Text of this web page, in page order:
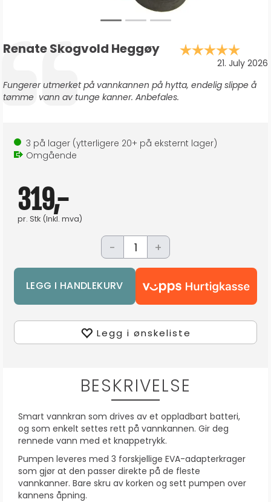
Testimonial
Forfatter:
Renate Skogvold Heggøy
Dato:
21. July 2026
Tekst:
Fungerer utmerket på vannkannen på hytta, endelig slippe å
tømme vann av tunge kanner. Anbefales.
3 på lager (ytterligere 20+ på eksternt lager)
Omgående
319,-
pr. Stk (Inkl. mva)
- +
Legg i ønskeliste
BESKRIVELSE
Smart vannkran som drives av et oppladbart batteri,
og som enkelt settes rett på vannkannen. Gir deg
rennede vann med et knappetrykk.
Pumpen leveres med 3 forskjellige EVA-adapterkrager
som gjør at den passer direkte på de fleste
vannkanner. Bare skru av korken og sett pumpen over
kannens åpning.